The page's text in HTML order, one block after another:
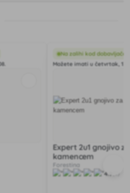
Na zalihi kod dobavljača
Možete imati u četvrtak,
Expert 2u1 gnojivo
kamencem
Forestina
4.9
(8)